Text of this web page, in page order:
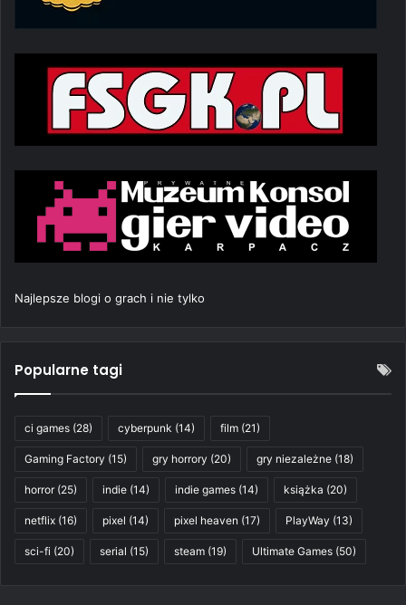
Najlepsze blogi o grach i nie tylko
Popularne tagi
ci games (28) cyberpunk (14) film (21)
Gaming Factory (15) gry horrory (20) gry niezależne (18)
horror(25) indie (14) indie games (14) książka (20)
netflix (16) pixel (14) pixel heaven (17) PlayWay (13)
sci-fi (20) serial (15) steam (19) Ultimate Games (50)